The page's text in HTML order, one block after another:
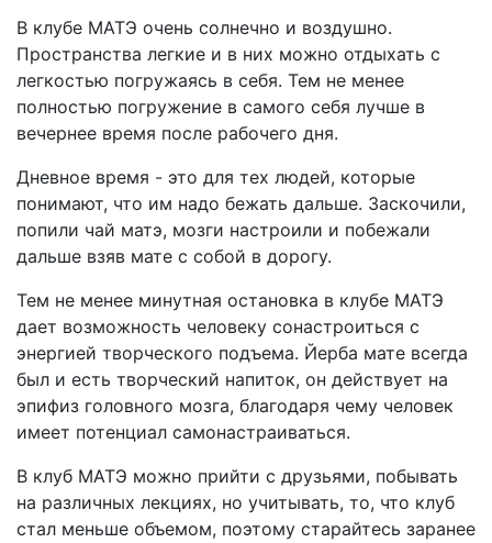
В клубе МАТЭ очень солнечно и воздушно.
Пространства легкие и в них можно отдыхать с
легкостью погружаясь в себя. Тем не менее
полностью погружение в самого себя лучше в
вечернее время после рабочего дня.
Дневное время - это для тех людей, которые
понимают, что им надо бежать дальше. Заскочили,
попили чай матэ, мозги настроили и побежали
дальше взяв мате с собой в дорогу.
Тем не менее минутная остановка в клубе МАТЭ
дает возможность человеку сонастроиться с
энергией творческого подъема. Йерба мате всегда
был и есть творческий напиток, он действует на
эпифиз головного мозга, благодаря чему человек
имеет потенциал самонастраиваться.
В клуб МАТЭ можно прийти с друзьями, побывать
на различных лекциях, но учитывать, то, что клуб
стал меньше объемом, поэтому старайтесь заранее